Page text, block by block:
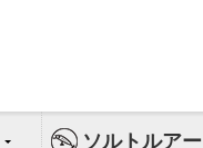
ソルトルアー